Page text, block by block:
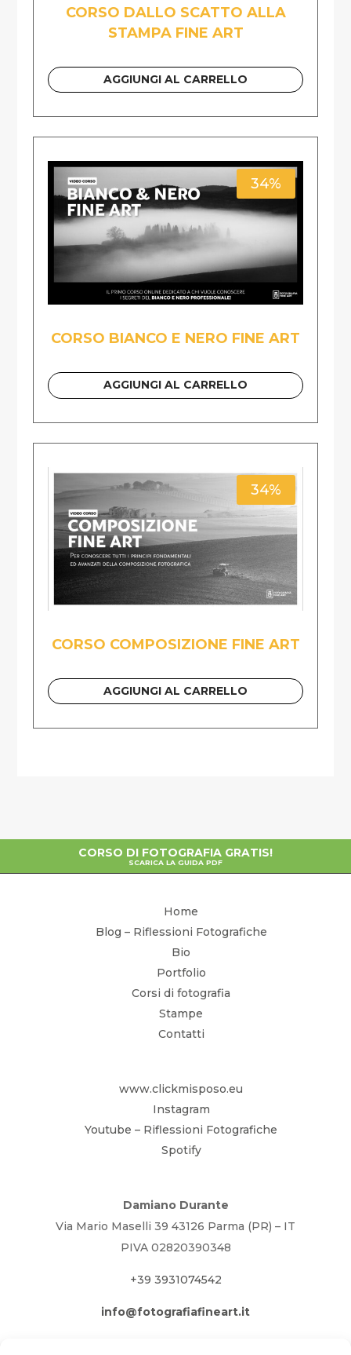
CORSO DALLO SCATTO ALLA
STAMPA FINE ART
AGGIUNGI AL CARRELLO
34%
CORSO BIANCO E NERO FINE ART
AGGIUNGI AL CARRELLO
34%
CORSO COMPOSIZIONE FINE ART
AGGIUNGI AL CARRELLO
CORSO DI FOTOGRAFIA GRATIS!
SCARICA LA GUIDA PDF
Home
Blog – Riflessioni Fotografiche
Bio
Portfolio
Corsi di fotografia
Stampe
Contatti
www.clickmisposo.eu
Instagram
Youtube – Riflessioni Fotografiche
Spotify
Damiano Durante
Via Mario Maselli 39 43126 Parma (PR) – IT
PIVA 02820390348
+39 3931074542
info@fotografiafineart.it